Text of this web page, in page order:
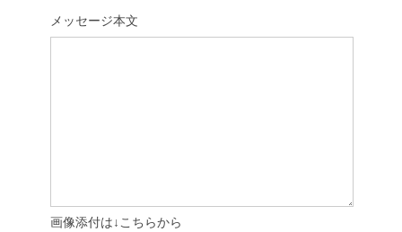
メッセージ本文
画像添付は↓こちらから